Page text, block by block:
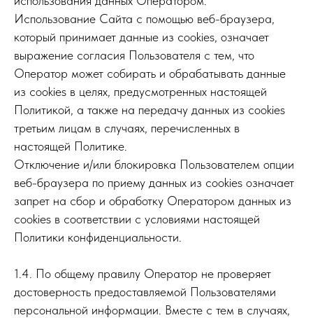
Использование Сайта с помощью веб-браузера,
который принимает данные из cookies, означает
выражение согласия Пользователя с тем, что
Оператор может собирать и обрабатывать данные
из cookies в целях, предусмотренных настоящей
Политикой, а также на передачу данных из cookies
третьим лицам в случаях, перечисленных в
настоящей Политике.
Отключение и/или блокировка Пользователем опции
веб-браузера по приему данных из cookies означает
запрет на сбор и обработку Оператором данных из
cookies в соответствии с условиями настоящей
Политики конфиденциальности.
1.4. По общему правилу Оператор не проверяет
достоверность предоставляемой Пользователями
персональной информации. Вместе с тем в случаях,